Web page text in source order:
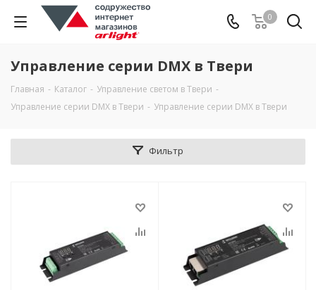
0
Управление серии DMX в Твери
Главная - Каталог - Управление светом в Твери -
Управление серии DMX в Твери - Управление серии DMX в Твери
Фильтр